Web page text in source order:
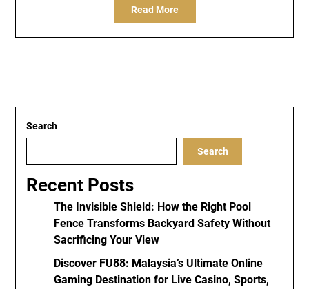
Read More
Search
Search
Recent Posts
The Invisible Shield: How the Right Pool
Fence Transforms Backyard Safety Without
Sacrificing Your View
Discover FU88: Malaysia’s Ultimate Online
Gaming Destination for Live Casino, Sports,